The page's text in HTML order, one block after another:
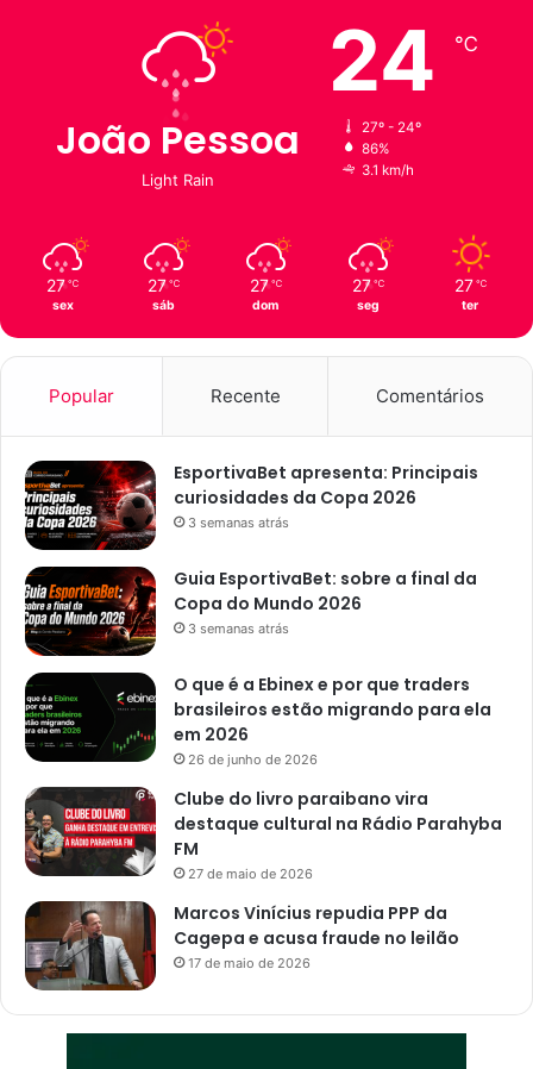
João Pessoa
Light Rain
24 ℃
27º - 24º
86%
3.1 km/h
27 ℃
sex
27 ℃
sáb
27 ℃
dom
27 ℃
seg
27 ℃
ter
Popular Recente Comentários
EsportivaBet apresenta: Principais
curiosidades da Copa 2026
3 semanas atrás
Guia EsportivaBet: sobre a final da
Copa do Mundo 2026
3 semanas atrás
O que é a Ebinex e por que traders
brasileiros estão migrando para ela
em 2026
26 de junho de 2026
Clube do livro paraibano vira
destaque cultural na Rádio Parahyba
FM
27 de maio de 2026
Marcos Vinícius repudia PPP da
Cagepa e acusa fraude no leilão
17 de maio de 2026